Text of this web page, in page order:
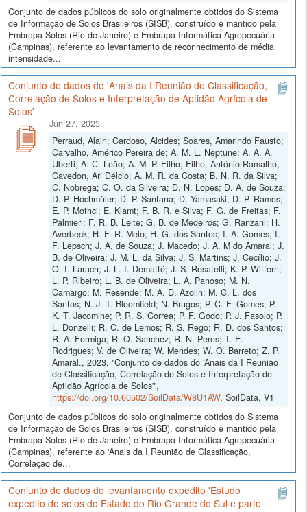
Conjunto de dados públicos do solo originalmente obtidos do Sistema
de Informação de Solos Brasileiros (SISB), construído e mantido pela
Embrapa Solos (Rio de Janeiro) e Embrapa Informática Agropecuária
(Campinas), referente ao levantamento de reconhecimento de média
intensidade...
Conjunto de dados do 'Anais da I Reunião de Classificação,
Correlação de Solos e Interpretação de Aptidão Agrícola de
Solos'
Jun 27, 2023
Perraud, Alain; Cardoso, Alcides; Soares, Amarindo Fausto;
Carvalho, Américo Pereira de; A. M. L. Neptune; A. A. A.
Uberti; A. C. Leão; A. M. P. Filho; Filho, Antônio Ramalho;
Cavedon, Ari Délcio; A. M. R. da Costa; B. N. R. da Silva;
C. Nobrega; C. O. da Silveira; D. N. Lopes; D. A. de Souza;
D. P. Hochmüler; D. P. Santana; D. Yamasaki; D. P. Ramos;
E. P. Mothci; E. Klamt; F. B. R. e Silva; F. G. de Freitas; F.
Palmieri; F. R. B. Leite; G. B. de Medeiros; G. Ranzani; H.
Averbeck; H. F. R. Melo; H. G. dos Santos; I. A. Gomes; I.
F. Lepsch; J. A. de Souza; J. Macedo; J. A. M do Amaral; J.
B. de Oliveira; J. M. L. da Silva; J. S. Martins; J. Cecílio; J.
O. I. Larach; J. L. I. Demattê; J. S. Rosatelli; K. P. Wittern;
L. P. Ribeiro; L. B. de Oliveira; L. A. Panoso; M. N.
Camargo; M. Resende; M. A. D. Azolin; M. C. L. dos
Santos; N. J. T. Bloomfield; N. Brugos; P. C. F. Gomes; P.
K. T. Jacomine; P. R. S. Correa; P. F. Godo; P. J. Fasolo; P.
L. Donzelli; R. C. de Lemos; R. S. Rego; R. D. dos Santos;
R. A. Formiga; R. O. Sanchez; R. N. Peres; T. E.
Rodrigues; V. de Oliveira; W. Mendes; W. O. Barreto; Z. P.
Amaral., 2023, "Conjunto de dados do 'Anais da I Reunião
de Classificação, Correlação de Solos e Interpretação de
Aptidão Agrícola de Solos'",
https://doi.org/10.60502/SoilData/W8U1AW, SoilData, V1
Conjunto de dados públicos do solo originalmente obtidos do Sistema
de Informação de Solos Brasileiros (SISB), construído e mantido pela
Embrapa Solos (Rio de Janeiro) e Embrapa Informática Agropecuária
(Campinas), referente ao 'Anais da I Reunião de Classificação,
Correlação de...
Conjunto de dados do levantamento expedito 'Estudo
expedito de solos do Estado do Rio Grande do Sul e parte